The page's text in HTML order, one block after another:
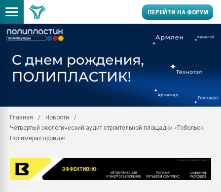
ПЕРЕЙТИ НА ФОРУМ
заводу пластмасс"
28.07.2026
первый план в
Главная
Новости
Четвертый экологический аудит строительной площадки «Тобольск-
Полимера» пройдет